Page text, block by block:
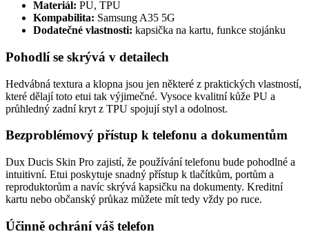
Materiál: PU, TPU
Kompabilita: Samsung A35 5G
Dodatečné vlastnosti: kapsička na kartu, funkce stojánku
Pohodlí se skrývá v detailech
Hedvábná textura a klopna jsou jen některé z praktických vlastností,
které dělají toto etui tak výjimečné. Vysoce kvalitní kůže PU a
průhledný zadní kryt z TPU spojují styl a odolnost.
Bezproblémový přístup k telefonu a dokumentům
Dux Ducis Skin Pro zajistí, že používání telefonu bude pohodlné a
intuitivní. Etui poskytuje snadný přístup k tlačítkům, portům a
reproduktorům a navíc skrývá kapsičku na dokumenty. Kreditní
kartu nebo občanský průkaz můžete mít tedy vždy po ruce.
Účinně ochrání váš telefon